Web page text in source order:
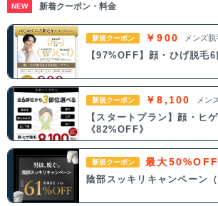
NEW 新着クーポン・料金
新規クーポン ￥900 メンズ脱
【97%OFF】顔・ひげ脱毛
新規クーポン ￥8,100 メン
【スタートプラン】顔・ヒ
《82%OFF》
新規クーポン 最大50%OFF
陰部スッキリキャンペーン